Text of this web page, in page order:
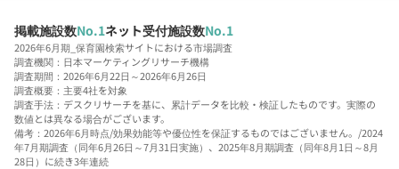
掲載施設数No.1ネット受付施設数No.1
2026年6月期_保育園検索サイトにおける市場調査
調査機関：日本マーケティングリサーチ機構
調査期間：2026年6月22日～2026年6月26日
調査概要：主要4社を対象
調査手法：デスクリサーチを基に、累計データを比較・検証したものです。実際の
数値とは異なる場合がございます。
備考：2026年6月時点/効果効能等や優位性を保証するものではございません。/2024
年7月期調査（同年6月26日～7月31日実施）、2025年8月期調査（同年8月1日～8月
28日）に続き3年連続